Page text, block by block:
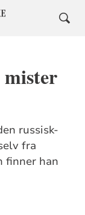
russisk-
fra
finner han